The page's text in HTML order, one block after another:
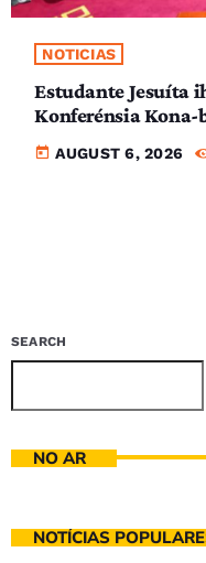
NOTICIAS
Estudante Jesuíta
Konferénsia Kona-
today AUGUST 6, 2026
SEARCH
NO AR
NOTÍCIAS